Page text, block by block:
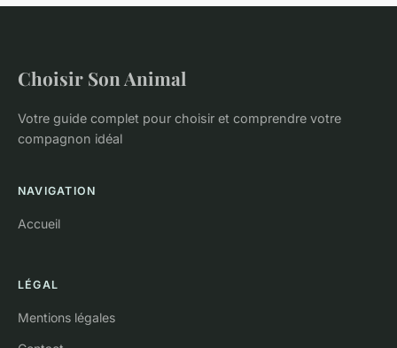
Choisir Son Animal
Votre guide complet pour choisir et comprendre votre
compagnon idéal
NAVIGATION
Accueil
LÉGAL
Mentions légales